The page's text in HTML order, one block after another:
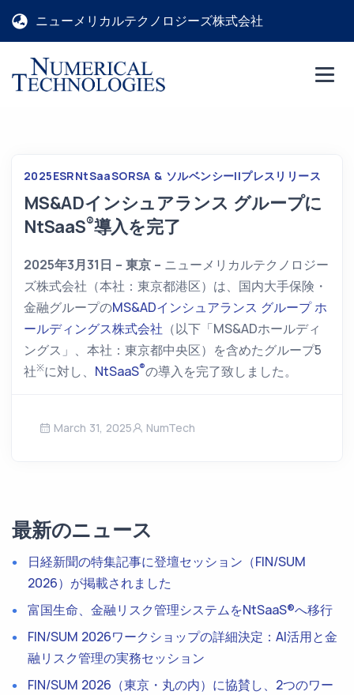
ニューメリカルテクノロジーズ株式会社
2025ESRNtSaaSORSA & ソルベンシーIIプレスリリース
MS&ADインシュアランス グループに
NtSaaS®導入を完了
2025年3月31日 – 東京 – ニューメリカルテクノロジー
ズ株式会社（本社：東京都港区）は、国内大手保険・
金融グループのMS&ADインシュアランス グループ ホ
ールディングス株式会社 （以下「MS&ADホールディ
ングス」、本社：東京都中央区）を含めたグループ5
社※に対し、 NtSaaS®の導入を完了致しました。
March 31, 2025 NumTech
最新のニュース
日経新聞の特集記事に登壇セッション（FIN/SUM
2026）が掲載されました
富国生命、金融リスク管理システムをNtSaaS®へ移行
FIN/SUM 2026ワークショップの詳細決定：AI活用と金
融リスク管理の実務セッション
FIN/SUM 2026（東京・丸の内）に協賛し、2つのワー